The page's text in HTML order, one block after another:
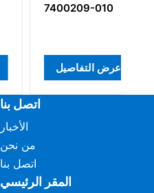
7400209-010
عرض التفاصيل
اتصل بنا
الأخبار
من نحن
اتصل بنا
المقر الرئيسي